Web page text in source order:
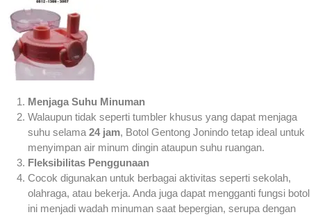
Menjaga Suhu Minuman
Walaupun tidak seperti tumbler khusus yang dapat menjaga
suhu selama 24 jam, Botol Gentong Jonindo tetap ideal untuk
menyimpan air minum dingin ataupun suhu ruangan.
Fleksibilitas Penggunaan
Cocok digunakan untuk berbagai aktivitas seperti sekolah,
olahraga, atau bekerja. Anda juga dapat mengganti fungsi botol
ini menjadi wadah minuman saat bepergian, serupa dengan